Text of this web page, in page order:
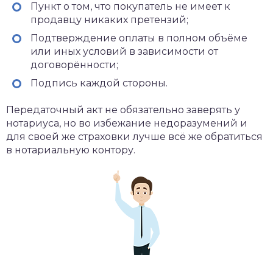
Пункт о том, что покупатель не имеет к
продавцу никаких претензий;
Подтверждение оплаты в полном объёме
или иных условий в зависимости от
договорённости;
Подпись каждой стороны.
Передаточный акт не обязательно заверять у
нотариуса, но во избежание недоразумений и
для своей же страховки лучше всё же обратиться
в нотариальную контору.